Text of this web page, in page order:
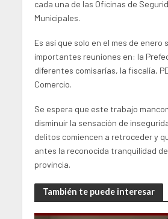
cada una de las Oficinas de
Municipales.
Es así que solo en el mes de enero
importantes reuniones en: la
diferentes comisarías, la fiscalía,
Comercio.
Se espera que este trabajo
disminuir la sensación de
delitos comiencen a retroceder y
antes la reconocida tranquilidad
provincia.
También te puede interesar